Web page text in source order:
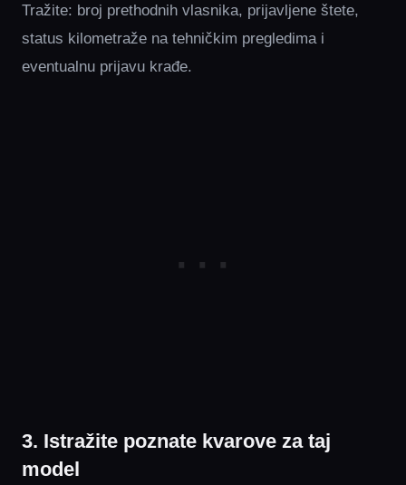
Tražite: broj prethodnih vlasnika, prijavljene štete,
status kilometraže na tehničkim pregledima i
eventualnu prijavu krađe.
3. Istražite poznate kvarove za taj
model